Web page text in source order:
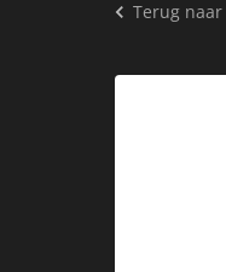
Terug naar